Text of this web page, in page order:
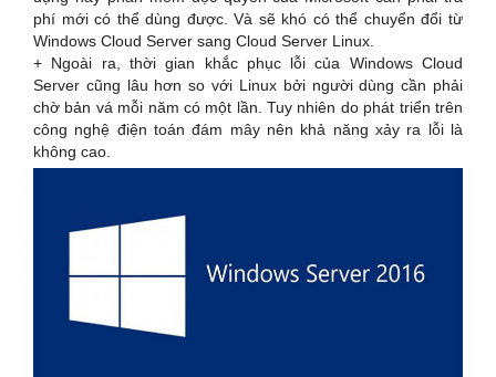
phí mới có thể dùng được. Và sẽ khó có thể chuyển đổi từ
Windows Cloud Server sang Cloud Server Linux.
+ Ngoài ra, thời gian khắc phục lỗi của Windows Cloud
Server cũng lâu hơn so với Linux bởi người dùng cần phải
chờ bản vá mỗi năm có một lần. Tuy nhiên do phát triển trên
công nghệ điện toán đám mây nên khả năng xảy ra lỗi là
không cao.